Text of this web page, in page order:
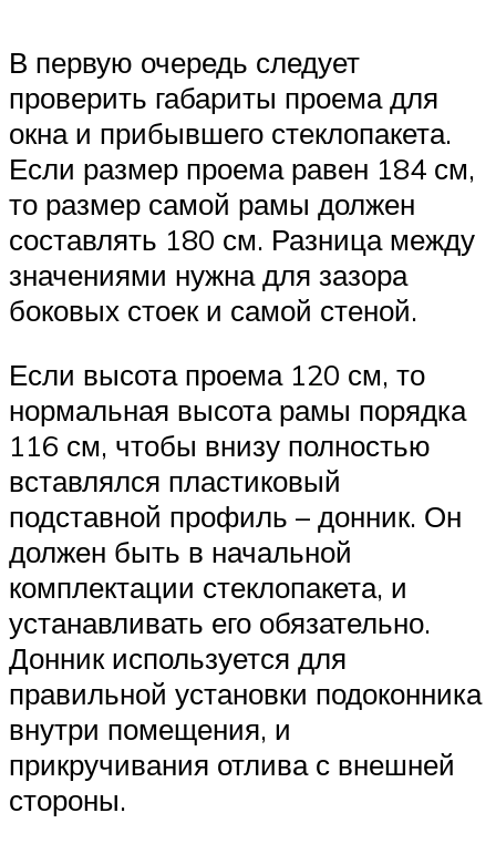
В первую очередь следует
проверить габариты проема для
окна и прибывшего стеклопакета.
Если размер проема равен 184 см,
то размер самой рамы должен
составлять 180 см. Разница между
значениями нужна для зазора
боковых стоек и самой стеной.
Если высота проема 120 см, то
нормальная высота рамы порядка
116 см, чтобы внизу полностью
вставлялся пластиковый
подставной профиль – донник. Он
должен быть в начальной
комплектации стеклопакета, и
устанавливать его обязательно.
Донник используется для
правильной установки подоконника
внутри помещения, и
прикручивания отлива с внешней
стороны.